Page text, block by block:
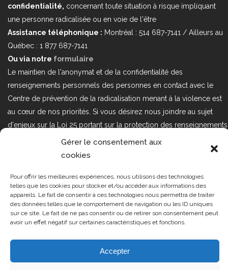
Gérer le consentement aux
cookies
Pour offrir les meilleures expériences, nous utilisons des technologies
telles que les cookies pour stocker et/ou accéder aux informations des
appareils. Le fait de consentir à ces technologies nous permettra de traiter
des données telles que le comportement de navigation ou les ID uniques
sur ce site. Le fait de ne pas consentir ou de retirer son consentement peut
avoir un effet négatif sur certaines caractéristiques et fonctions.
Accepter
confidentialité, concernant toute situation à risque impliquant
une personne radicalisée ou en voie de l'être
Assistance téléphonique : Montréal : 514 687-7141 / Ailleurs au
Québec : 1 877 687-7141
Ou via notre formulaire
Le maintien de l'anonymat et de la confidentialité des
renseignements personnels des personnes en contact avec le
Centre de prévention de la radicalisation menant à la violence est
au cœur de nos priorités. Si vous désirez nous joindre au sujet
d'enjeux sur la Loi 25 portant sur la protection des renseignements
personnels dans le secteur privé, veuillez communiquer avec
nous à l'adresse courriel suivant : loi25@cprmv.org Pour en savoir
Tous droits réservés @2019 CPRMV
| Centre de prévention de la
radicalisation menant à la violence
(CPRMV)